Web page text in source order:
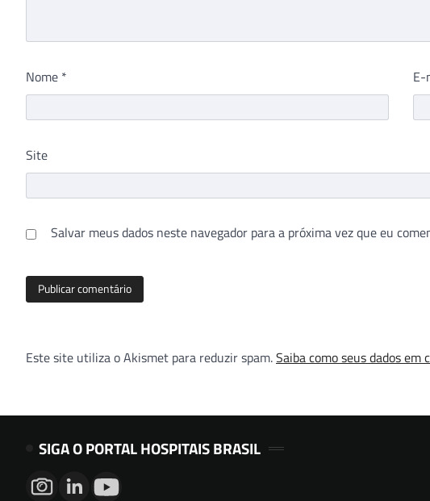
Nome * E-
Site
Salvar meus dados neste navegador para a próxima vez que eu
Este site utiliza o Akismet para reduzir spam.Saiba como seus dados em
SIGA O PORTAL HOSPITAIS BRASIL